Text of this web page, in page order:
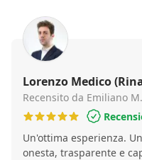
Lorenzo Medico
Recensito da Emiliano
Un'ottima esperienza.
onesta, trasparente e